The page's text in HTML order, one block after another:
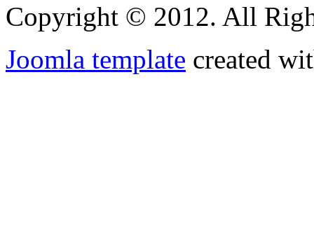
Copyright © 2012. All
Joomla template created